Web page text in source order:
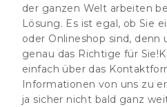
der ganzen Welt arbeiten
Lösung. Es ist egal, ob Sie
oder Onlineshop sind, denn
genau das Richtige für
einfach über das
Informationen von uns zu
ja sicher nicht bald ganz